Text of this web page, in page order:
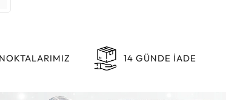
14 GÜNDE İADE